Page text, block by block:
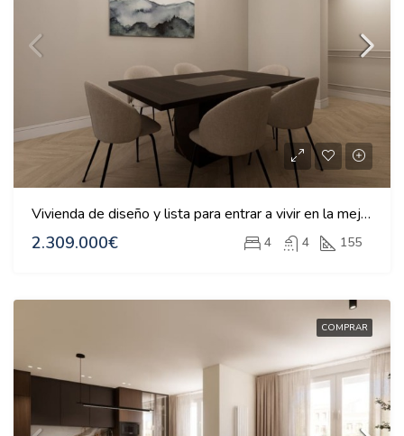
Vivienda de diseño y lista para entrar a vivir en la mejor zona de Madrid
2.309.000€ 4 4 155
COMPRAR